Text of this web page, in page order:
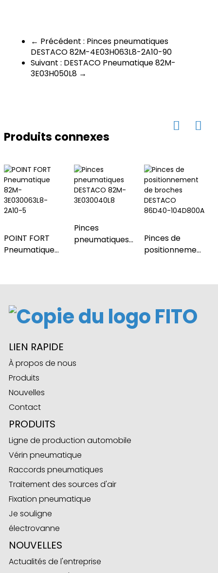
← Précédent : Pinces pneumatiques
DESTACO 82M-4E03H063L8-2A10-90
Suivant : DESTACO Pneumatique 82M-
3E03H050L8 →
Produits connexes
POINT FORT
Pneumatique
2A10-5
Pinces
pneumatiques
Pinces de
positionnement
86D40-
LIEN RAPIDE
À propos de nous
Produits
Nouvelles
Contact
PRODUITS
Ligne de production automobile
Vérin pneumatique
Raccords pneumatiques
Traitement des sources d'air
Fixation pneumatique
Je souligne
électrovanne
NOUVELLES
Actualités de l'entreprise